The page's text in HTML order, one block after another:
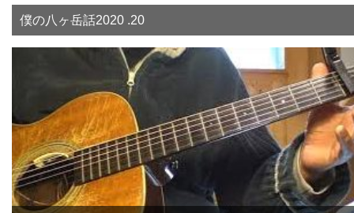
僕の八ヶ岳話2020 .20